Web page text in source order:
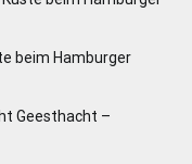
beim Hamburger
Geesthacht –